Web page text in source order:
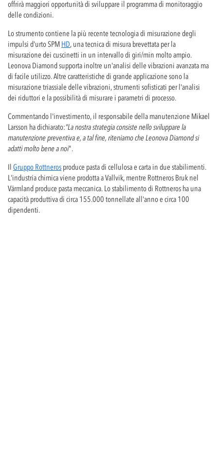
offrirà maggiori opportunità di sviluppare il programma di monitoraggio
delle condizioni.
Lo strumento contiene la più recente tecnologia di misurazione degli
impulsi d'urto SPM HD, una tecnica di misura brevettata per la
misurazione dei cuscinetti in un intervallo di giri/min molto ampio.
Leonova Diamond supporta inoltre un'analisi delle vibrazioni avanzata ma
di facile utilizzo. Altre caratteristiche di grande applicazione sono la
misurazione triassiale delle vibrazioni, strumenti sofisticati per l'analisi
dei riduttori e la possibilità di misurare i parametri di processo.
Commentando l'investimento, il responsabile della manutenzione Mikael
Larsson ha dichiarato:"La nostra strategia consiste nello sviluppare la
manutenzione preventiva e, a tal fine, riteniamo che Leonova Diamond si
adatti molto bene a noi".
Il Gruppo Rottneros produce pasta di cellulosa e carta in due stabilimenti.
L'industria chimica viene prodotta a Vallvik, mentre Rottneros Bruk nel
Värmland produce pasta meccanica. Lo stabilimento di Rottneros ha una
capacità produttiva di circa 155.000 tonnellate all'anno e circa 100
dipendenti.